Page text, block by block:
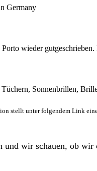
Germany
wieder
Sonnenbrillen,
stellt unter folgendem Link
wir schauen, ob wir